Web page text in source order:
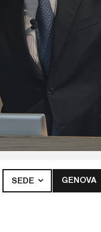
SEDE GENOVA